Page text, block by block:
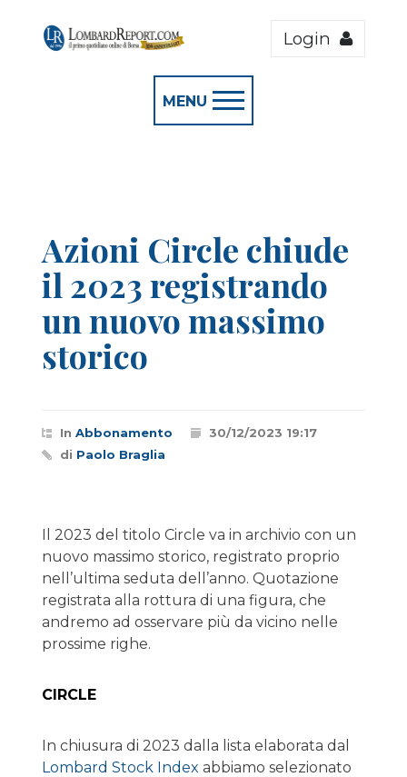
Login
MENU
Azioni Circle chiude
il 2023 registrando
un nuovo massimo
storico
In Abbonamento
30/12/2023 19:17
di Paolo Braglia
Il 2023 del titolo Circle va in archivio con un
nuovo massimo storico, registrato proprio
nell’ultima seduta dell’anno. Quotazione
registrata alla rottura di una figura, che
andremo ad osservare più da vicino nelle
prossime righe.
CIRCLE
In chiusura di 2023 dalla lista elaborata dal
Lombard Stock Index abbiamo selezionato